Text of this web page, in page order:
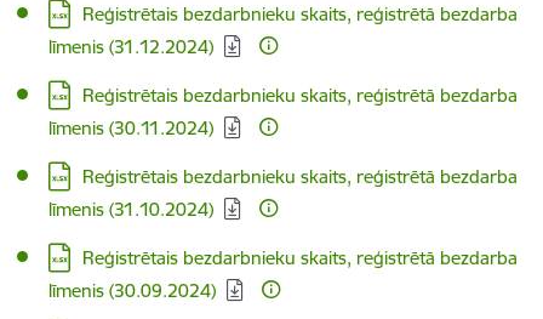
Lejupielādēt:
Reģistrētais bezdarbnieku skaits, reģistrētā bezdarba
līmenis (31.12.2024)
Lejupielādēt:
Reģistrētais bezdarbnieku skaits, reģistrētā bezdarba
līmenis (30.11.2024)
Lejupielādēt:
Reģistrētais bezdarbnieku skaits, reģistrētā bezdarba
līmenis (31.10.2024)
Lejupielādēt:
Reģistrētais bezdarbnieku skaits, reģistrētā bezdarba
līmenis (30.09.2024)